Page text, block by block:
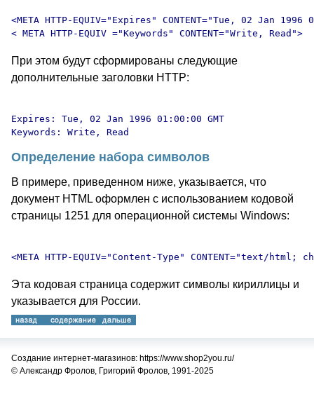
<META HTTP-EQUIV="Expires" CONTENT="Tue, 02 Jan 1996
При этом будут сформированы следующие
дополнительные заголовки HTTP:
Expires: Tue, 02 Jan 1996 01:00:00 GMT
Определение набора символов
В примере, приведенном ниже, указывается, что
документ HTML оформлен с использованием кодовой
страницы 1251 для операционной системы Windows:
Эта кодовая страница содержит символы кириллицы и
указывается для России.
Создание интернет-магазинов: https://www.shop2you.ru/
© Александр Фролов, Григорий Фролов, 1991-2025